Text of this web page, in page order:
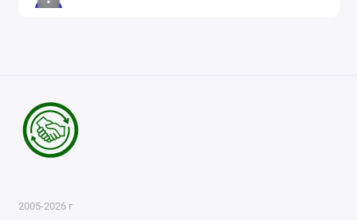
2005-2026 г